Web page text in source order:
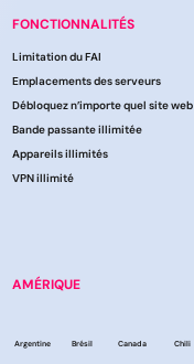
FONCTIONNALITÉS
Limitation du FAI
Emplacements des serveurs
Débloquez n’importe quel site web
Bande passante illimitée
Appareils illimités
VPN illimité
AMÉRIQUE
Argentine Brésil Canada Chili